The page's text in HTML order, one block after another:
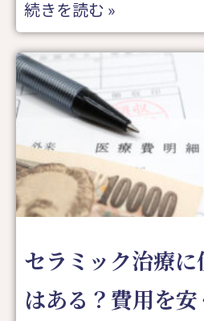
続きを読む »
セラミック治療
はある？費用を